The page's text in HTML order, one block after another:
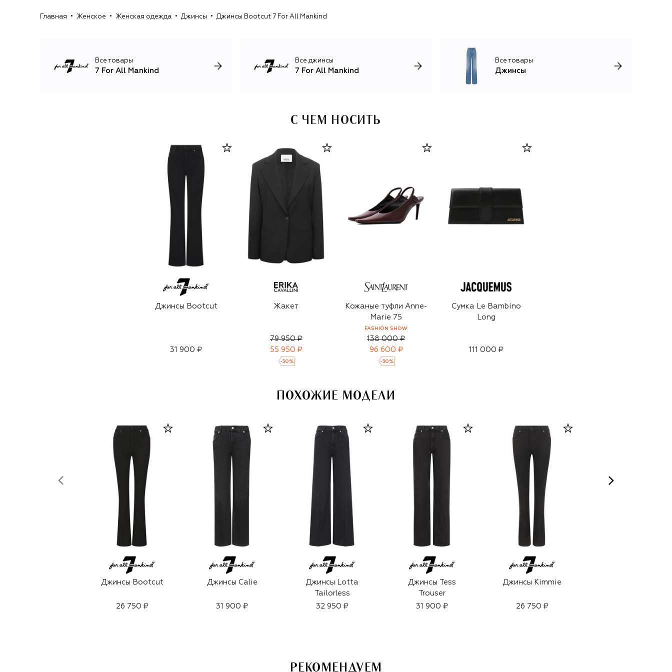
Главная Женское Женская одежда Джинсы Джинсы Bootcut 7 For All Mankind
Все товары
7 For All Mankind
Все джинсы
7 For All Mankind
Все товары
Джинсы
С ЧЕМ НОСИТЬ
Джинсы Bootcut
31 900 ₽
Жакет
79 950 ₽
55 950 ₽
-30 %
Кожаные туфли Anne-
Marie 75
FASHION SHOW
138 000 ₽
96 600 ₽
-30 %
Сумка Le Bambino
Long
111 000 ₽
ПОХОЖИЕ МОДЕЛИ
Джинсы Bootcut
26 750 ₽
Джинсы Calie
31 900 ₽
Джинсы Lotta
Tailorless
32 950 ₽
Джинсы Tess
Trouser
31 900 ₽
Джинсы Kimmie
26 750 ₽
РЕКОМЕНДУЕМ